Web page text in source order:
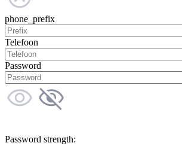
phone_prefix
Telefoon
Password
Password strength: